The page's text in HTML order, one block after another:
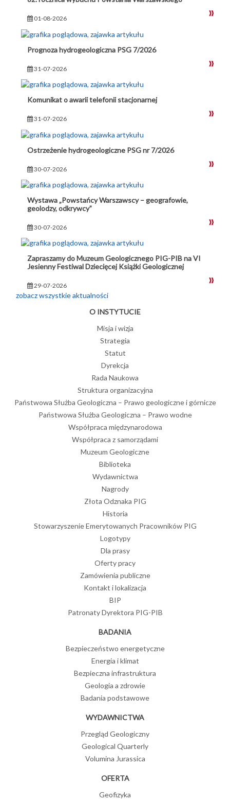
01-08-2026
Prognoza hydrogeologiczna PSG 7/2026
31-07-2026
Komunikat o awarii telefonii stacjonarnej
31-07-2026
Ostrzeżenie hydrogeologiczne PSG nr 7/2026
30-07-2026
Wystawa „Powstańcy Warszawscy – geografowie,
geolodzy, odkrywcy”
30-07-2026
Zapraszamy do Muzeum Geologicznego PIG-PIB na VI
Jesienny Festiwal Dziecięcej Książki Geologicznej
29-07-2026
zobacz wszystkie aktualności
O INSTYTUCIE
Misja i wizja
Strategia
Statut
Dyrekcja
Rada Naukowa
Struktura organizacyjna
Państwowa Służba Geologiczna – Prawo geologiczne i górnicze
Państwowa Służba Geologiczna – Prawo wodne
Współpraca międzynarodowa
Współpraca z samorządami
Muzeum Geologiczne
Biblioteka
Wydawnictwa
Nagrody
Złota Odznaka PIG
Historia
Stowarzyszenie Emerytowanych Pracowników PIG
Logotypy
Dla prasy
Oferty pracy
Zamówienia publiczne
Kontakt i lokalizacja
BIP
Patronaty Dyrektora PIG-PIB
BADANIA
Bezpieczeństwo energetyczne
Energia i klimat
Bezpieczna infrastruktura
Geologia a zdrowie
Badania podstawowe
WYDAWNICTWA
Przegląd Geologiczny
Geological Quarterly
Volumina Jurassica
OFERTA
Geofizyka